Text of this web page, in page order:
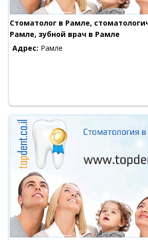
Стоматолог в Рамле,
Рамле, зубной врач в Рамле
Адрес: Рамле